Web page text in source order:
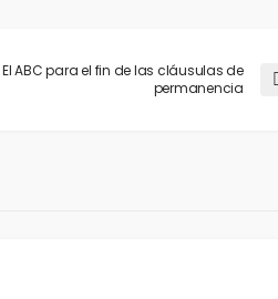
El ABC para el fin de las cláusulas de
permanencia